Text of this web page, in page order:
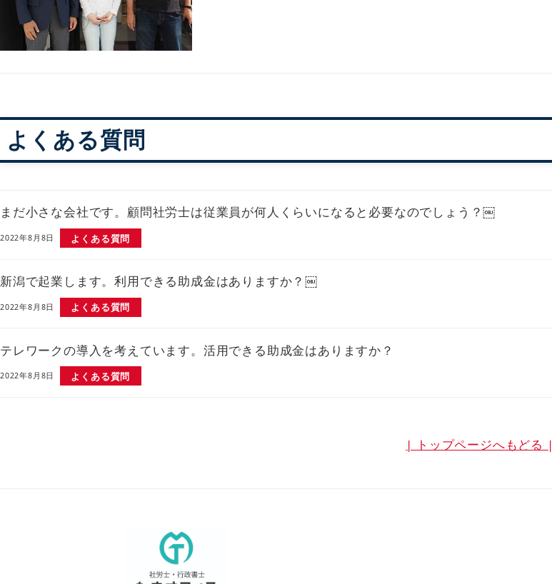
よくある質問
まだ小さな会社です。顧問社労士は従業員が何人くらいになると必要なのでしょう？￼
2022年8月8日 よくある質問
新潟で起業します。利用できる助成金はありますか？￼
2022年8月8日 よくある質問
テレワークの導入を考えています。活用できる助成金はありますか？
2022年8月8日 よくある質問
| トップページへもどる |